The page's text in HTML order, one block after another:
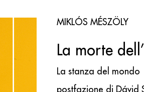
MIKLÓS MÉSZÖLY
La morte
La stanza del mondo
postfazione di Dávid